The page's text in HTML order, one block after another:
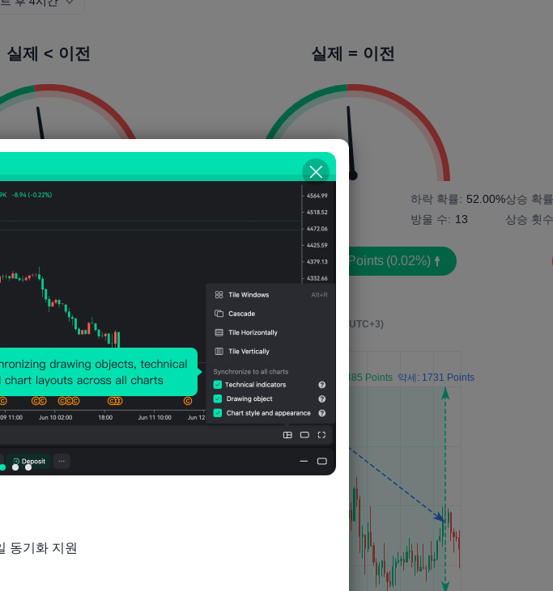
실제 < 이전
방울 수: 74
실제 = 이전
상승 횟수: 12
하락 확률: 52.00%
방울 수: 13
평균 변동성: Points (0.02%)
상승 확
상승 횟
(M5, UTC+3)
동기화 지원